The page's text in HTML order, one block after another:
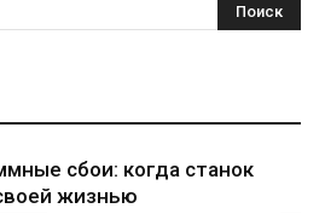
сбои: когда станок
жизнью